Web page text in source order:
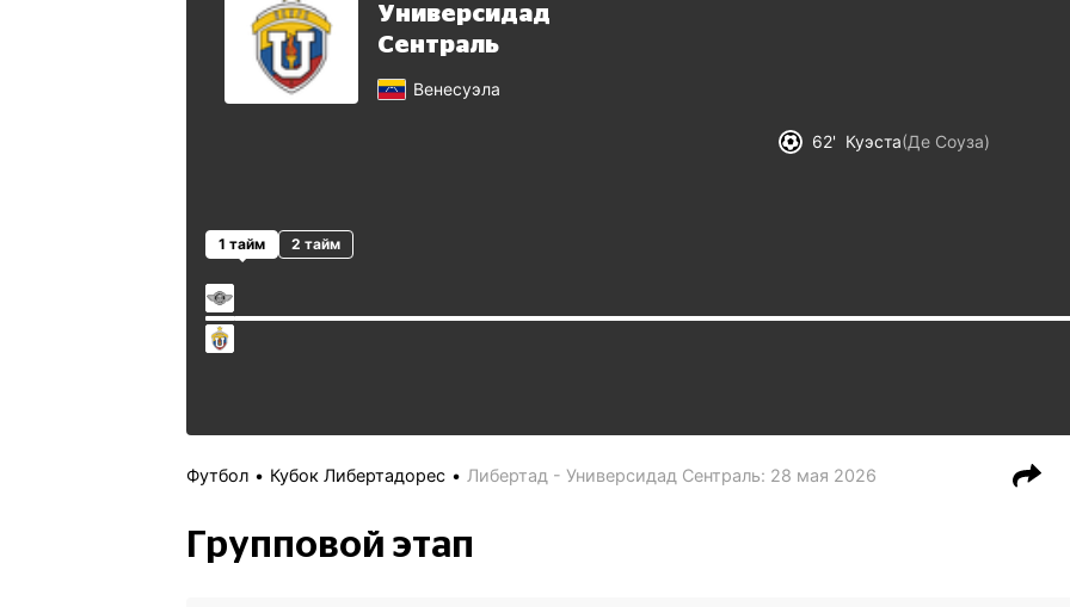
Универсидад
Сентраль
Венесуэла
62 (Де Соуза)
Куэста
1 тайм 2 тайм
Футбол Кубок Либертадорес Либертад - Универсидад Сентраль: 28 мая 2026
Групповой этап